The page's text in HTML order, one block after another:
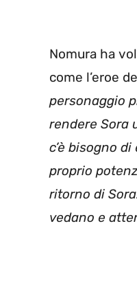
Nomura ha
come l’eroe
personaggio
rendere Sora
c’è bisogno
proprio
ritorno di
vedano e